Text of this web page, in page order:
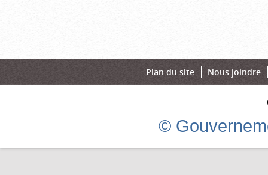
Plan du site Nous joindre
©